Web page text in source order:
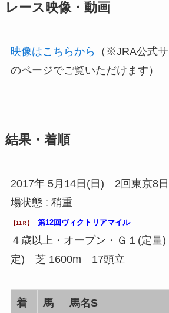
レース映像・動画
映像はこちらから
（※JRA公式
のページでご覧いただけます）
結果・着順
2017年 5月14日(日) 2回東京
場状態 : 稍重
【11Ｒ】 第12回ヴィクトリアマイル
４歳以上・オープン・Ｇ１(定
定) 芝 1600m 17頭立
着 馬 馬名S